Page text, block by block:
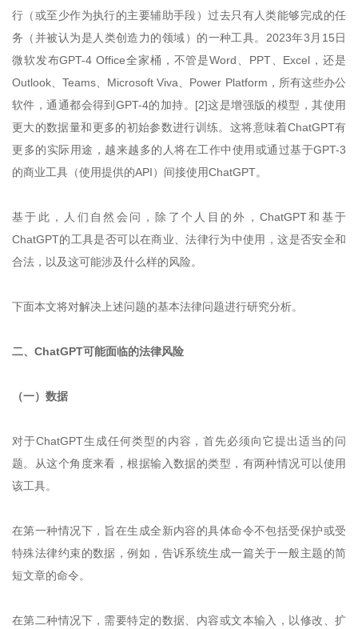
行（或至少作为执行的主要辅助手段）过去只有人类能够完成的任
务（并被认为是人类创造力的领域）的一种工具。2023年3月15日
微软发布GPT-4 Office全家桶，不管是Word、PPT、Excel，还是
Outlook、Teams、Microsoft Viva、Power Platform，所有这些办公
软件，通通都会得到GPT-4的加持。[2]这是增强版的模型，其使用
更大的数据量和更多的初始参数进行训练。这将意味着ChatGPT有
更多的实际用途，越来越多的人将在工作中使用或通过基于GPT-3
的商业工具（使用提供的API）间接使用ChatGPT。
基于此，人们自然会问，除了个人目的外，ChatGPT和基于
ChatGPT的工具是否可以在商业、法律行为中使用，这是否安全和
合法，以及这可能涉及什么样的风险。
下面本文将对解决上述问题的基本法律问题进行研究分析。
二、ChatGPT可能面临的法律风险
（一）数据
对于ChatGPT生成任何类型的内容，首先必须向它提出适当的问
题。从这个角度来看，根据输入数据的类型，有两种情况可以使用
该工具。
在第一种情况下，旨在生成全新内容的具体命令不包括受保护或受
特殊法律约束的数据，例如，告诉系统生成一篇关于一般主题的简
短文章的命令。
在第二种情况下，需要特定的数据、内容或文本输入，以修改、扩